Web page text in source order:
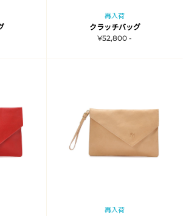
再入荷
クラッチバッグ
¥52,800 -
再入荷